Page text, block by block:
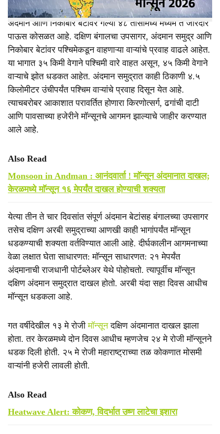
अंदमान आणि निकोबार बेटांवर गेल्या ४८ तासांमध्ये मध्यम ते जोरदार
पाऊस कोसळत आहे. दक्षिण बंगालचा उपसागर, अंदमान समुद्र आणि
निकोबार बेटांवर पश्चिमेकडून वाहणाऱ्या वाऱ्यांचे प्रवाह वाढले आहेत.
या भागात ३५ किमी वेगाने पश्चिमी वारे वाहत असून, ४५ किमी वेगाने
वाऱ्याचे झोत धडकत आहेत. अंदमान समुद्रात काही ठिकाणी ४.५
किलोमीटर उंचीपर्यंत पश्चिम वाऱ्यांचे प्रवाह दिसून येत आहे.
त्याचबरोबर आकाशात परावर्तित होणारा किरणोत्सर्ग, ढगांची दाटी
आणि पावसाच्या हजेरीने मॉन्सूनचे आगमन झाल्याचे जाहीर करण्यात
आले आहे.
Also Read
Monsoon in Andman : आनंदवार्ता ! माॅन्सून अंदमानात दाखल;
केरळमध्ये माॅन्सून १६ मेपर्यंत दाखल होण्याची शक्यता
येत्या तीन ते चार दिवसांत संपूर्ण अंदमान बेटांसह बंगालच्या उपसागर
तसेच दक्षिण अरबी समुद्राच्या आणखी काही भागांपर्यंत मॉन्सून
धडकण्याची शक्यता वर्तविण्यात आली आहे. दीर्घकालीन आगमनाच्या
वेळा लक्षात घेता साधारणत: मॉन्सून साधारणत: २१ मेपर्यंत
अंदमानाची राजधानी पोर्टब्लेअर येथे पोहोचतो. त्यापूर्वीच मॉन्सून
दक्षिण अंदमान समुद्रात दाखल होतो. अरबी यंदा सहा दिवस आधीच
मॉन्सून धडकला आहे.
गत वर्षीदेखील १३ मे रोजीमॉन्सूनदक्षिण अंदमानात दाखल झाला
होता. तर केरळमध्ये दोन दिवस आधीच म्हणजेच २४ मे रोजी मॉन्सूनने
धडक दिली होती. २५ मे रोजी महाराष्ट्राच्या तळ कोकणात मोसमी
वाऱ्यांनी हजेरी लावली होती.
Also Read
Heatwave Alert: कोकण, विदर्भात उष्ण लाटेचा इशारा